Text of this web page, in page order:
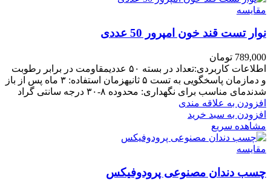
مقایسه
نوار تست قند خون امپرور 50 عددی
789,000 تومان
اطلاعات کاربردی:تعداد در بسته ۵۰ عددیمقاومت در برابر رطوبت
و دمازمان پاسخگویی به تست ۵ ثانیه
زمان استفاده
: ۳ ماه پس از باز
شدندمای مناسب برای نگهداری: محدوده ۸-۳۰ درجه سانتی گراد
افزودن به علاقه مندی
افزودن به سبد خرید
مشاهده سریع
مقایسه
چسب دندان مصنوعی پرودوفیکس